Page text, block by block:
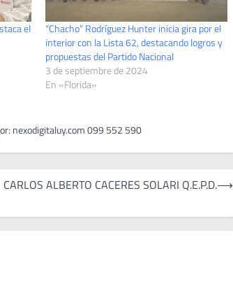
el
“Chacho” Rodríguez Hunter inicia gira por el
interior con la Lista 62, destacando logros y
propuestas del Partido Nacional
3 de septiembre de 2024
En «Florida»
CARLOS ALBERTO CACERES SOLARI Q.E.P.D.⟶